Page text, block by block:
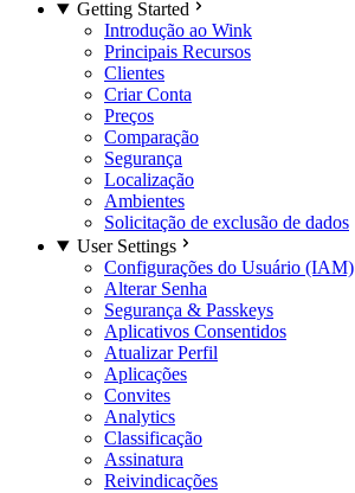
Getting Started
Introdução ao Wink
Principais Recursos
Clientes
Criar Conta
Preços
Comparação
Segurança
Localização
Ambientes
Solicitação de exclusão de dados
User Settings
Configurações do Usuário (IAM)
Alterar Senha
Segurança & Passkeys
Aplicativos Consentidos
Atualizar Perfil
Aplicações
Convites
Analytics
Classificação
Assinatura
Reivindicações